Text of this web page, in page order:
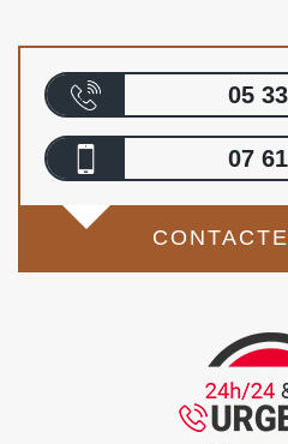
05
07